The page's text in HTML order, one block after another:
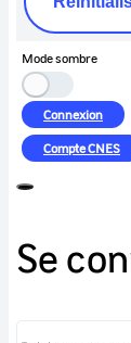
Mode sombre
Connexion
CompteCNES
Se